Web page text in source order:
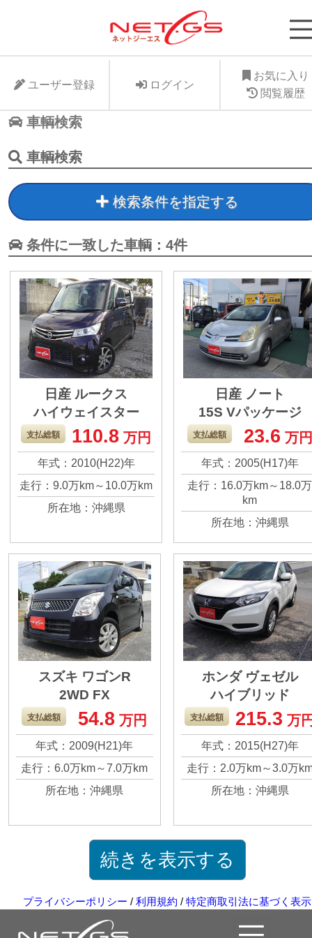
ネット・ジーエス株式会社が運営する中古車個人
支援サービスNet-GSのサイト。より安く中古車
に入れたい、より高くお手元の愛車を手放したい
ット・ジーエス株式会社はお客様が驚きの価格で
車個人売買が出来る支援に全力で取り組みます。
ユーザー登録 ログイン
お気に入り
閲覧履歴
車輌検索
車輌検索
検索条件を指定する
条件に一致した車輌：4件
日産 ルークス
ハイウェイスター
支払総額 110.8 万円
年式：2010(H22)年
走行：9.0万km～10.0万km
所在地：沖縄県
日産 ノート
15S Vパッケージ
支払総額 23.6 万円
年式：2005(H17)年
走行：16.0万km～18.0万
km
所在地：沖縄県
スズキ ワゴンR
2WD FX
支払総額 54.8 万円
年式：2009(H21)年
走行：6.0万km～7.0万km
所在地：沖縄県
ホンダ ヴェゼル
ハイブリッド
支払総額 215.3 万
年式：2015(H27)年
走行：2.0万km～3.0万
所在地：沖縄県
続きを表示する
プライバシーポリシー / 利用規約 / 特定商取引法に基づく表示